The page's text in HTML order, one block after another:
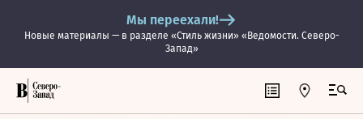
Мы переехали!
Новые материалы — в разделе «Стиль жизни» «Ведомости. Северо-
Запад»